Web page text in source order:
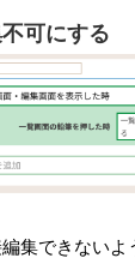
可にする
集できないよ